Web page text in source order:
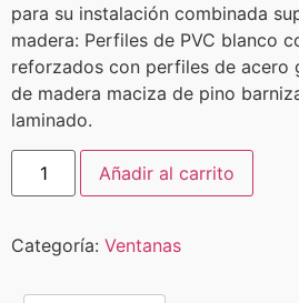
para su instalación combinada
madera: Perfiles de PVC blanco
reforzados con perfiles de acero
de madera maciza de pino
laminado.
Añadir al carrito
Categoría: Ventanas